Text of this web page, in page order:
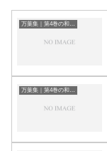
万葉集｜第4巻の和歌一覧